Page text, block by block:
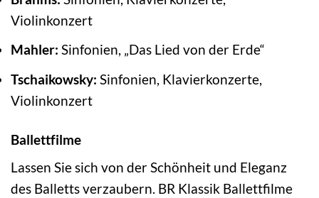
Violinkonzert
Mahler: Sinfonien, „Das Lied von der Erde“
Tschaikowsky: Sinfonien, Klavierkonzerte,
Violinkonzert
Ballettfilme
Lassen Sie sich von der Schönheit und Eleganz
des Balletts verzaubern. BR Klassik Ballettfilme